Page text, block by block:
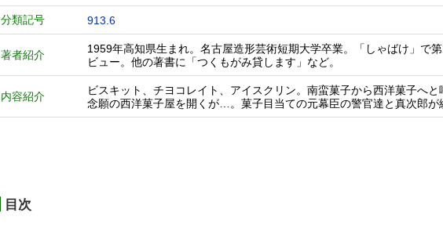
分類記号 913.6
著者紹介
1959年高知県生まれ。名古屋造形芸術短期大学卒業。「しゃばけ」で
ビュー。他の著書に「つくもがみ貸します」など。
内容紹介
ビスキット、チヨコレイト、アイスクリン。南蛮菓子から西洋菓子へ
念願の西洋菓子屋を開くが…。菓子目当ての元幕臣の警官達と真次郎が
目次